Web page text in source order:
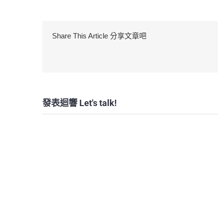
Share This Article 分享文章吧
發表迴響 Let's talk!